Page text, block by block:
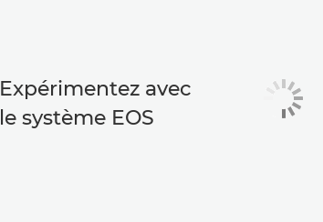
Expérimentez avec
le système EOS